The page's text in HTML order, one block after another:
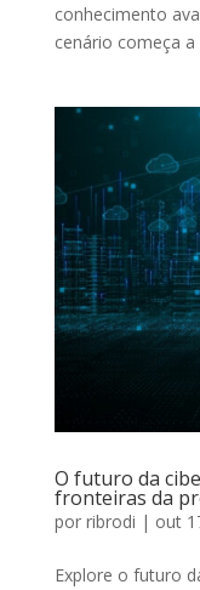
conhecimento
cenário começa
O futuro da
fronteiras da
por ribrodi | out
Explore o futuro